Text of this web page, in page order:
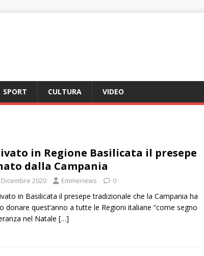
SPORT CULTURA VIDEO
in Regione Basilicata il presepe
dalla Campania
2020 Emmenews 0
in Basilicata il presepe tradizionale che la Campania ha
donare quest’anno a tutte le Regioni italiane “come segno
nel Natale […]